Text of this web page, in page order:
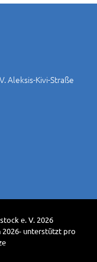
Aleksis-Kivi-Straße
e. V. 2026
2026- unterstützt pro